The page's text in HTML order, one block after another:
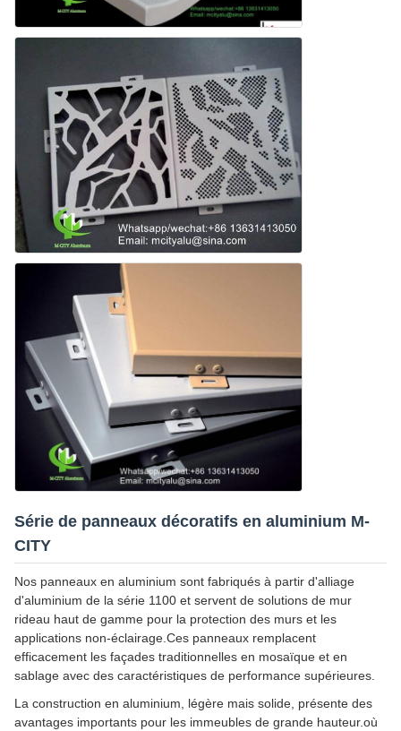
Série de panneaux décoratifs en aluminium M-
CITY
Nos panneaux en aluminium sont fabriqués à partir d'alliage
d'aluminium de la série 1100 et servent de solutions de mur
rideau haut de gamme pour la protection des murs et les
applications non-éclairage.Ces panneaux remplacent
efficacement les façades traditionnelles en mosaïque et en
sablage avec des caractéristiques de performance supérieures.
La construction en aluminium, légère mais solide, présente des
avantages importants pour les immeubles de grande hauteur.où